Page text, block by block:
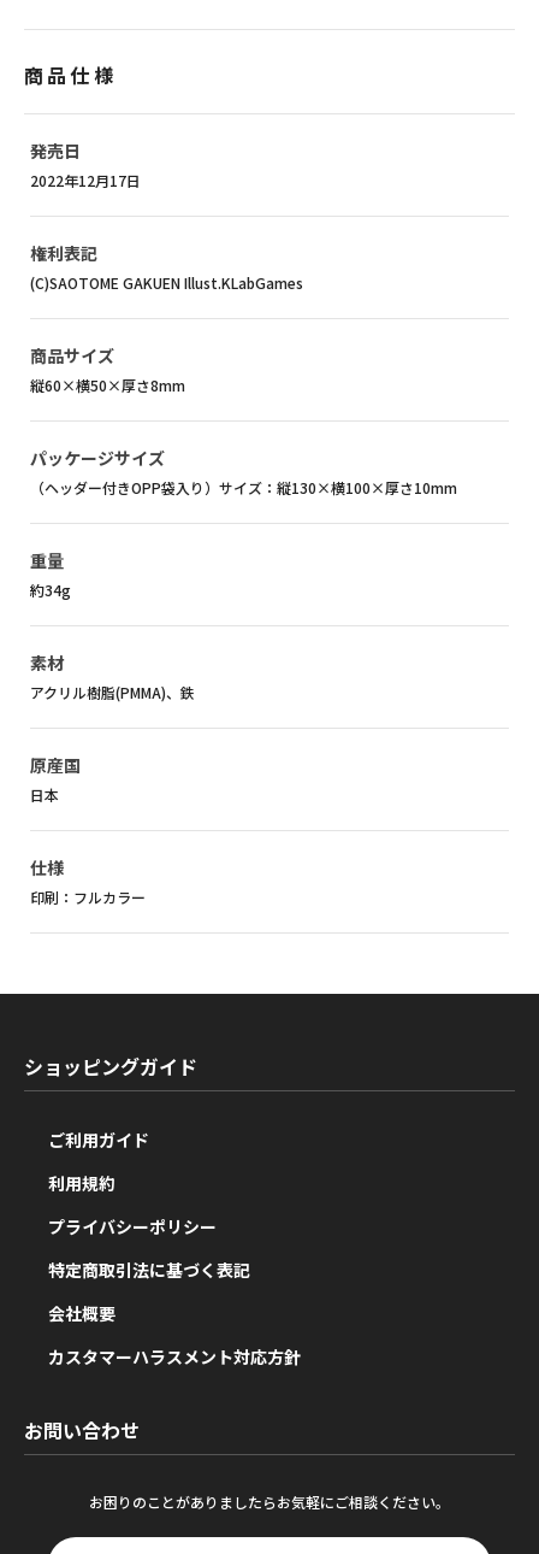
商品仕様
発売日
2022年12月17日
権利表記
(C)SAOTOME GAKUEN Illust.KLabGames
商品サイズ
縦60×横50×厚さ8mm
パッケージサイズ
（ヘッダー付きOPP袋入り）サイズ：縦130×横100×厚さ10mm
重量
約34g
素材
アクリル樹脂(PMMA)、鉄
原産国
日本
仕様
印刷：フルカラー
ショッピングガイド
ご利用ガイド
利用規約
プライバシーポリシー
特定商取引法に基づく表記
会社概要
カスタマーハラスメント対応方針
お問い合わせ
お困りのことがありましたらお気軽にご相談ください。